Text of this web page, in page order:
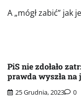
A „mógł zabić” jak
PiS nie zdołało
prawda wyszła na
25 Grudnia, 2023 0